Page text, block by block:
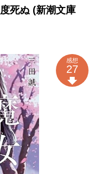
死ぬ (新潮文庫
感想
27